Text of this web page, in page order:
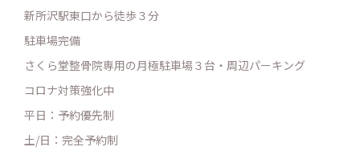
新所沢駅東口から徒歩３分
駐車場完備
さくら堂整骨院専用の月極駐車場３台・周辺パーキング
コロナ対策強化中
平日：予約優先制
土/日：完全予約制